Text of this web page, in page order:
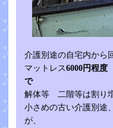
介護別途の自宅内から
マットレス6000円程度
で
解体等 二階等は割り
小さめの古い介護別途
が、